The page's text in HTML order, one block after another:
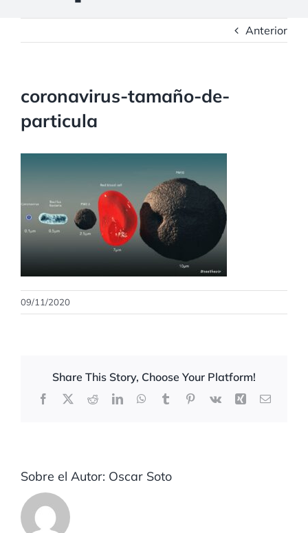
Anterior
coronavirus-tamaño-de-
particula
09/11/2020
Share This Story, Choose Your Platform!
Facebook
X RedditLinkedInWhatsApp
TumblrPinterest
Vk Xing Correo
Sobre el Autor: Oscar Soto